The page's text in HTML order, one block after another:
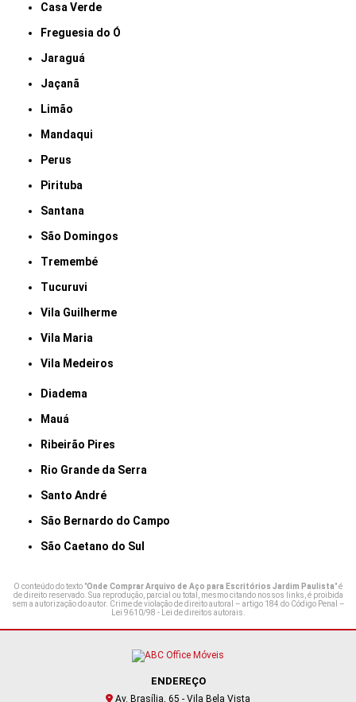
Casa Verde
Freguesia do Ó
Jaraguá
Jaçanã
Limão
Mandaqui
Perus
Pirituba
Santana
São Domingos
Tremembé
Tucuruvi
Vila Guilherme
Vila Maria
Vila Medeiros
Diadema
Mauá
Ribeirão Pires
Rio Grande da Serra
Santo André
São Bernardo do Campo
São Caetano do Sul
O conteúdo do texto "Onde Comprar Arquivo de Aço para Escritórios Jardim Paulista" é
de direito reservado. Sua reprodução, parcial ou total, mesmo citando nossos links, é proibida
sem a autorização do autor. Crime de violação de direito autoral – artigo 184 do Código Penal –
Lei 9610/98 - Lei de direitos autorais.
ENDEREÇO
Av. Brasília, 65 - Vila Bela Vista